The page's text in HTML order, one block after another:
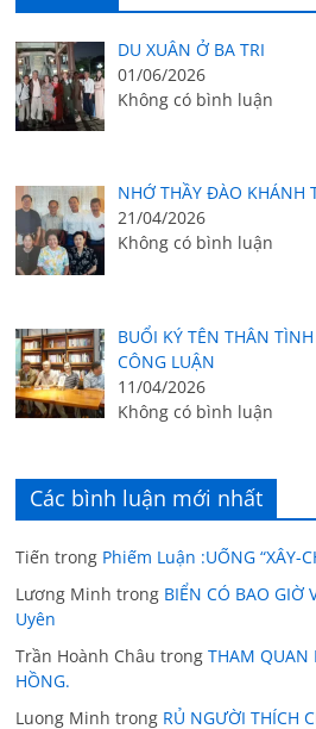
DU XUÂN Ở BA TRI
01/06/2026
Không có bình luận
NHỚ THẦY ĐÀO KHÁNH
21/04/2026
Không có bình luận
BUỔI KÝ TÊN THÂN
CÔNG LUẬN
11/04/2026
Không có bình luận
Các bình luận mới nhất
Tiến trong Phiếm Luận :UỐNG “XÂY-
Lương Minh trong BIỂN CÓ BAO
Uyên
Trần Hoành Châu trongTHAM QUAN
HỒNG.
Luong Minh trong RỦ NGƯỜI THÍCH